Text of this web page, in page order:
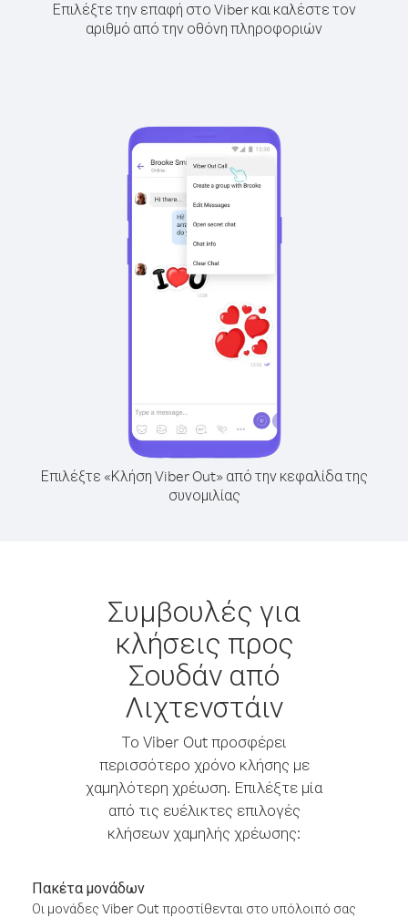
Επιλέξτε την επαφή στο Viber και καλέστε τον
αριθμό από την οθόνη πληροφοριών
Επιλέξτε «Κλήση Viber Out» από την κεφαλίδα της
συνομιλίας
Συμβουλές για
κλήσεις προς
Σουδάν από
Λιχτενστάιν
Το Viber Out προσφέρει
περισσότερο χρόνο κλήσης με
χαμηλότερη χρέωση. Επιλέξτε μία
από τις ευέλικτες επιλογές
κλήσεων χαμηλής χρέωσης:
Πακέτα μονάδων
Οι μονάδες Viber Out προστίθενται στο υπόλοιπό σας